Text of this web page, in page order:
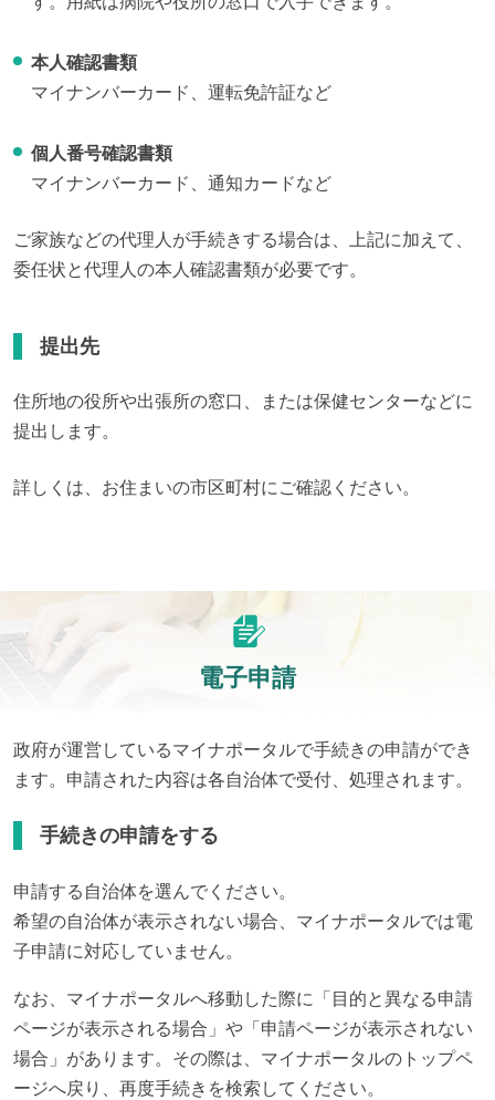
本人確認書類
マイナンバーカード、運転免許証など
個人番号確認書類
マイナンバーカード、通知カードなど
ご家族などの代理人が手続きする場合は、上記に加えて、
委任状と代理人の本人確認書類が必要です。
提出先
住所地の役所や出張所の窓口、または保健センターなどに
提出します。
詳しくは、お住まいの市区町村にご確認ください。
電子申請
政府が運営しているマイナポータルで手続きの申請ができ
ます。申請された内容は各自治体で受付、処理されます。
手続きの申請をする
申請する自治体を選んでください。
希望の自治体が表示されない場合、マイナポータルでは電
子申請に対応していません。
なお、マイナポータルへ移動した際に「目的と異なる申請
ページが表示される場合」や「申請ページが表示されない
場合」があります。その際は、マイナポータルのトップペ
ージへ戻り、再度手続きを検索してください。